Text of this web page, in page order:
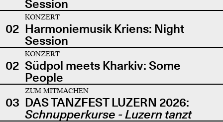
Session
02
KONZERT
Harmoniemusik Kriens: Night
Session
02
KONZERT
Südpol meets Kharkiv: Some
People
03
ZUM MITMACHEN
DAS TANZFEST LUZERN 2026:
Schnupperkurse - Luzern tanzt